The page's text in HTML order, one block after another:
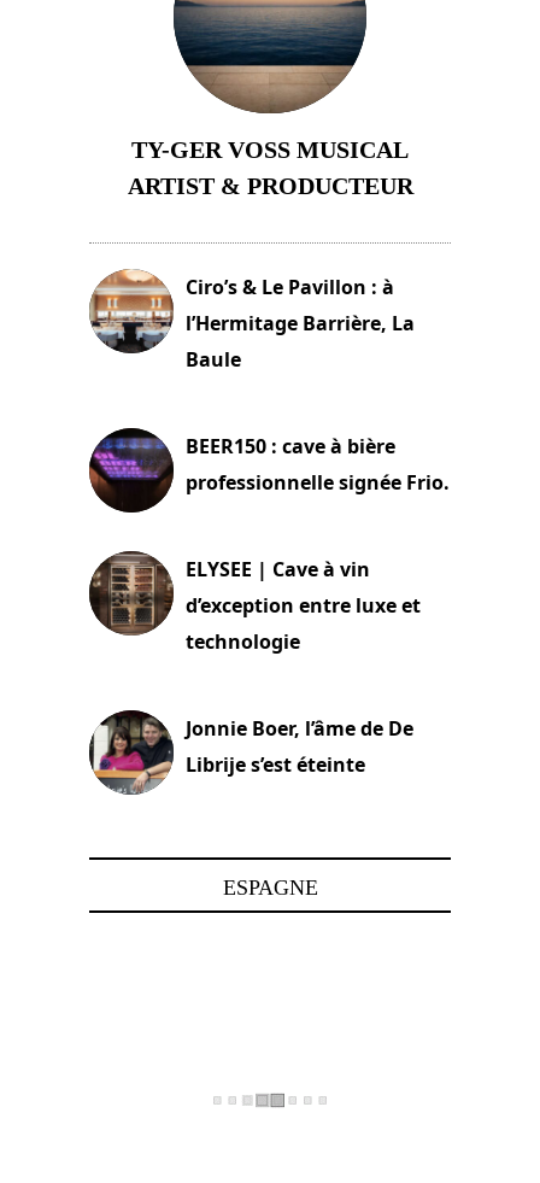
TY-GER VOSS MUSICAL
ARTIST & PRODUCTEUR
Ciro’s & Le Pavillon : à
l’Hermitage Barrière, La
Baule
BEER150 : cave à bière
professionnelle signée Frio.
ELYSEE | Cave à vin
d’exception entre luxe et
technologie
Jonnie Boer, l’âme de De
Librije s’est éteinte
ESPAGNE